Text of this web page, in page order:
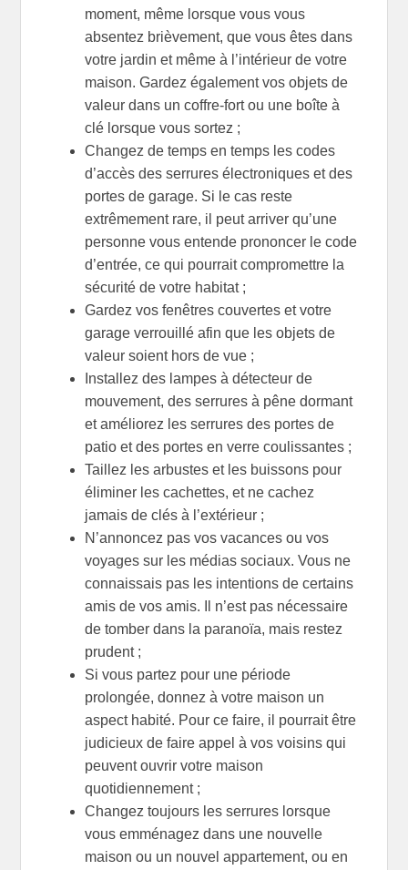
moment, même lorsque vous vous
absentez brièvement, que vous êtes dans
votre jardin et même à l’intérieur de votre
maison. Gardez également vos objets de
valeur dans un coffre-fort ou une boîte à
clé lorsque vous sortez ;
Changez de temps en temps les codes
d’accès des serrures électroniques et des
portes de garage. Si le cas reste
extrêmement rare, il peut arriver qu’une
personne vous entende prononcer le code
d’entrée, ce qui pourrait compromettre la
sécurité de votre habitat ;
Gardez vos fenêtres couvertes et votre
garage verrouillé afin que les objets de
valeur soient hors de vue ;
Installez des lampes à détecteur de
mouvement, des serrures à pêne dormant
et améliorez les serrures des portes de
patio et des portes en verre coulissantes ;
Taillez les arbustes et les buissons pour
éliminer les cachettes, et ne cachez
jamais de clés à l’extérieur ;
N’annoncez pas vos vacances ou vos
voyages sur les médias sociaux. Vous ne
connaissais pas les intentions de certains
amis de vos amis. Il n’est pas nécessaire
de tomber dans la paranoïa, mais restez
prudent ;
Si vous partez pour une période
prolongée, donnez à votre maison un
aspect habité. Pour ce faire, il pourrait être
judicieux de faire appel à vos voisins qui
peuvent ouvrir votre maison
quotidiennement ;
Changez toujours les serrures lorsque
vous emménagez dans une nouvelle
maison ou un nouvel appartement, ou en